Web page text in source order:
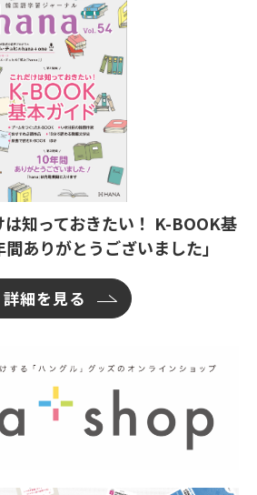
知っておきたい！ K-BOOK基
ありがとうございました」
詳細を見る